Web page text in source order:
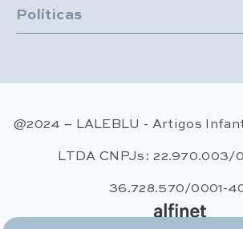
Políticas
@2024 – LALEBLU - Artigos
LTDA CNPJs: 22.970.003/
36.728.570/0001-